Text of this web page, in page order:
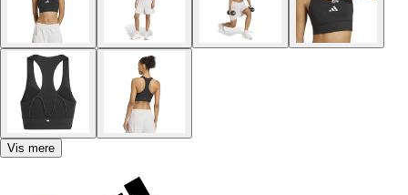
Vis mere